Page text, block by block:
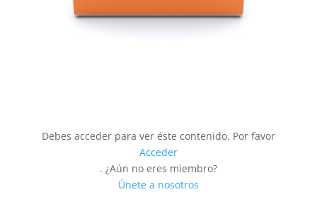
Debes acceder para ver éste contenido. Por favor
Acceder
. ¿Aún no eres miembro?
Únete a nosotros